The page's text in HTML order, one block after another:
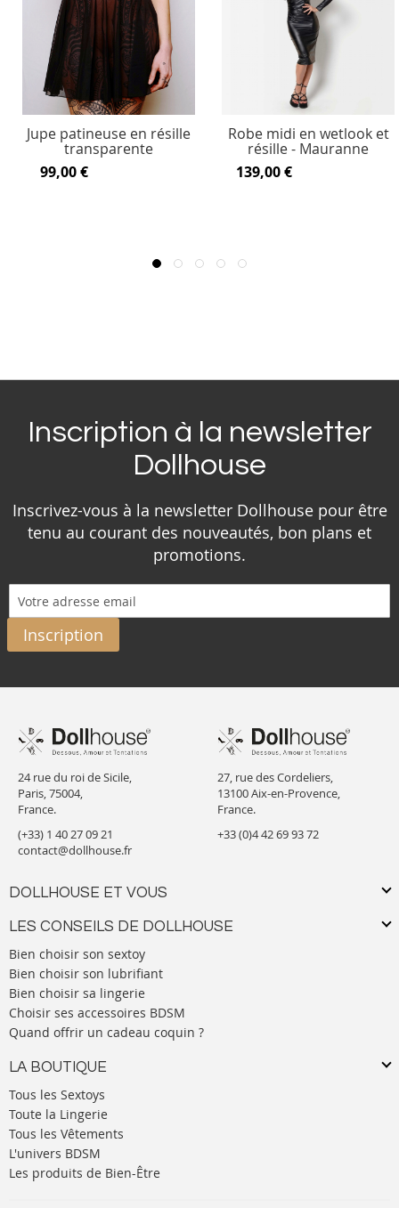
Jupe patineuse en résille
transparente
99,00 €
Robe midi en wetlook et
résille - Mauranne
139,00 €
Inscription à la newsletter
Dollhouse
Inscrivez-vous à la newsletter Dollhouse pour être
tenu au courant des nouveautés, bon plans et
promotions.
Inscription
24 rue du roi de Sicile,
Paris, 75004,
France.
(+33) 1 40 27 09 21
contact@dollhouse.fr
DOLLHOUSE ET VOUS
LES CONSEILS DE DOLLHOUSE
Bien choisir son sextoy
Bien choisir son lubrifiant
Bien choisir sa lingerie
Choisir ses accessoires BDSM
Quand offrir un cadeau coquin ?
LA BOUTIQUE
Tous les Sextoys
Toute la Lingerie
Tous les Vêtements
L'univers BDSM
Les produits de Bien-Être
27, rue des Cordeliers,
13100 Aix-en-Provence,
France.
+33 (0)4 42 69 93 72